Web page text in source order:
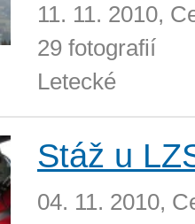
11. 11. 2010,
29 fotografií
Letecké
Stáž u
04. 11. 2010,